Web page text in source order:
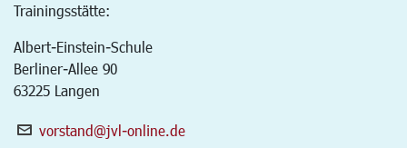
Trainingsstätte:
Albert-Einstein-Schule
Berliner-Allee 90
63225 Langen
vorstand@jvl-online.de